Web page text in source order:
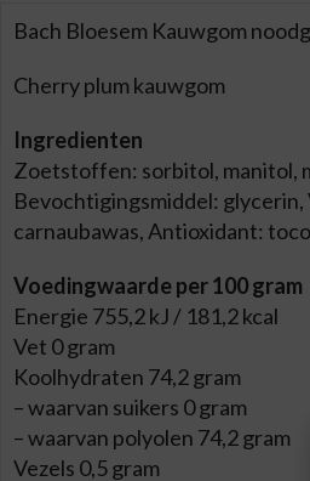
Bach Bloesem Kauwgom
Cherry plum kauwgom
Ingredienten
Zoetstoffen: sorbitol, manitol,
Bevochtigingsmiddel: glycerin,
carnaubawas, Antioxidant:
Voedingwaarde per 100 gram
Energie 755,2 kJ / 181,2 kcal
Vet 0 gram
Koolhydraten 74,2 gram
– waarvan suikers 0 gram
– waarvan polyolen 74,2 gram
Vezels 0,5 gram